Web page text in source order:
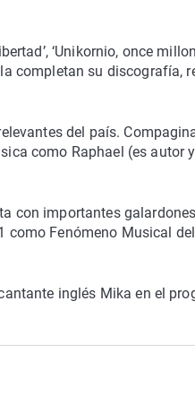
‘Unikornio, once
completan su discografía,
del país.
como Raphael (es autor
con importantes
Fenómeno Musical
inglés Mika en el